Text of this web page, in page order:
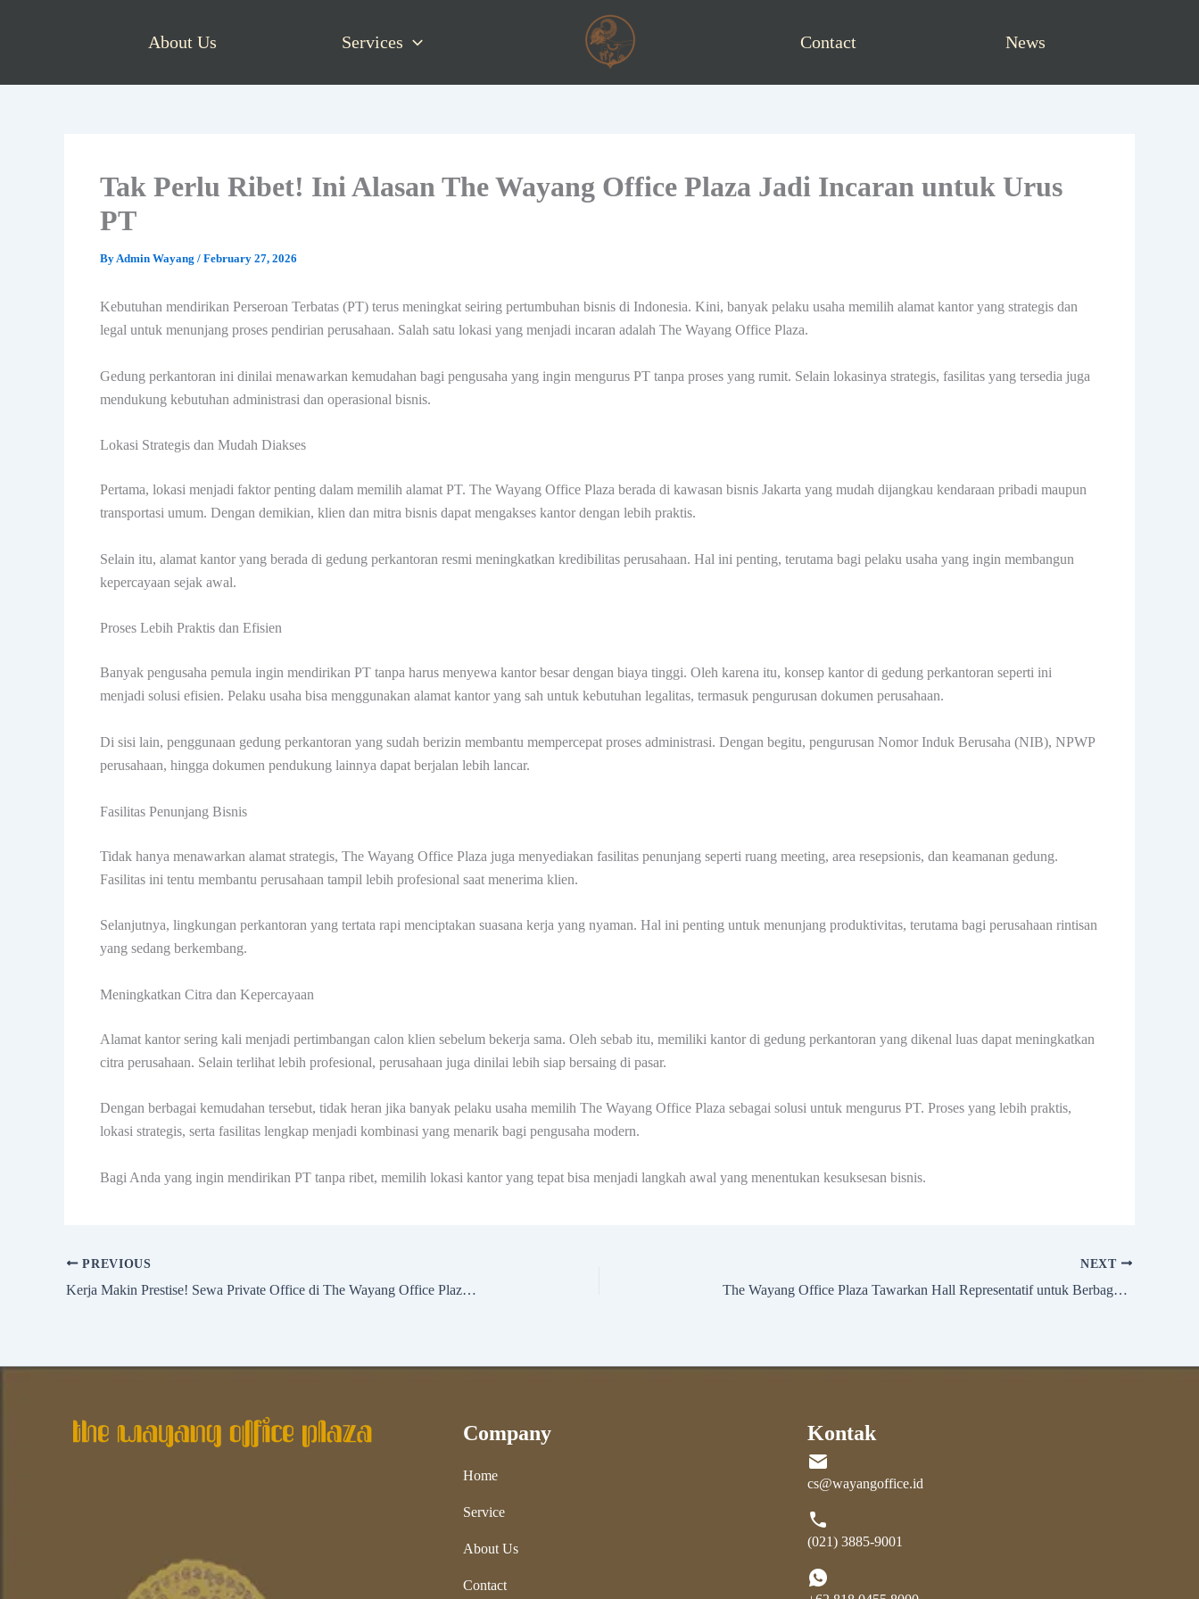
About Us Services Contact News
Tak Perlu Ribet! Ini Alasan The Wayang Office Plaza Jadi Incaran untuk Urus
PT
ByAdmin Wayang / February 27, 2026
Kebutuhan mendirikan Perseroan Terbatas (PT) terus meningkat seiring pertumbuhan bisnis di Indonesia. Kini, banyak pelaku usaha memilih alamat kantor yang strategis dan
legal untuk menunjang proses pendirian perusahaan. Salah satu lokasi yang menjadi incaran adalah The Wayang Office Plaza.
Gedung perkantoran ini dinilai menawarkan kemudahan bagi pengusaha yang ingin mengurus PT tanpa proses yang rumit. Selain lokasinya strategis, fasilitas yang tersedia juga
mendukung kebutuhan administrasi dan operasional bisnis.
Lokasi Strategis dan Mudah Diakses
Pertama, lokasi menjadi faktor penting dalam memilih alamat PT. The Wayang Office Plaza berada di kawasan bisnis Jakarta yang mudah dijangkau kendaraan pribadi maupun
transportasi umum. Dengan demikian, klien dan mitra bisnis dapat mengakses kantor dengan lebih praktis.
Selain itu, alamat kantor yang berada di gedung perkantoran resmi meningkatkan kredibilitas perusahaan. Hal ini penting, terutama bagi pelaku usaha yang ingin membangun
kepercayaan sejak awal.
Proses Lebih Praktis dan Efisien
Banyak pengusaha pemula ingin mendirikan PT tanpa harus menyewa kantor besar dengan biaya tinggi. Oleh karena itu, konsep kantor di gedung perkantoran seperti ini
menjadi solusi efisien. Pelaku usaha bisa menggunakan alamat kantor yang sah untuk kebutuhan legalitas, termasuk pengurusan dokumen perusahaan.
Di sisi lain, penggunaan gedung perkantoran yang sudah berizin membantu mempercepat proses administrasi. Dengan begitu, pengurusan Nomor Induk Berusaha (NIB), NPWP
perusahaan, hingga dokumen pendukung lainnya dapat berjalan lebih lancar.
Fasilitas Penunjang Bisnis
Tidak hanya menawarkan alamat strategis, The Wayang Office Plaza juga menyediakan fasilitas penunjang seperti ruang meeting, area resepsionis, dan keamanan gedung.
Fasilitas ini tentu membantu perusahaan tampil lebih profesional saat menerima klien.
Selanjutnya, lingkungan perkantoran yang tertata rapi menciptakan suasana kerja yang nyaman. Hal ini penting untuk menunjang produktivitas, terutama bagi perusahaan rintisan
yang sedang berkembang.
Meningkatkan Citra dan Kepercayaan
Alamat kantor sering kali menjadi pertimbangan calon klien sebelum bekerja sama. Oleh sebab itu, memiliki kantor di gedung perkantoran yang dikenal luas dapat meningkatkan
citra perusahaan. Selain terlihat lebih profesional, perusahaan juga dinilai lebih siap bersaing di pasar.
Dengan berbagai kemudahan tersebut, tidak heran jika banyak pelaku usaha memilih The Wayang Office Plaza sebagai solusi untuk mengurus PT. Proses yang lebih praktis,
lokasi strategis, serta fasilitas lengkap menjadi kombinasi yang menarik bagi pengusaha modern.
Bagi Anda yang ingin mendirikan PT tanpa ribet, memilih lokasi kantor yang tepat bisa menjadi langkah awal yang menentukan kesuksesan bisnis.
PREVIOUS
Kerja Makin Prestise! Sewa Private Office di The Wayang Office Plaza, Harganya Bikin Kaget
NEXT
The Wayang Office Plaza Tawarkan Hall Representatif untuk Berbagai Acara
Company
Home
Service
About Us
Contact
Kontak
cs@wayangoffice.id
(021) 3885-9001